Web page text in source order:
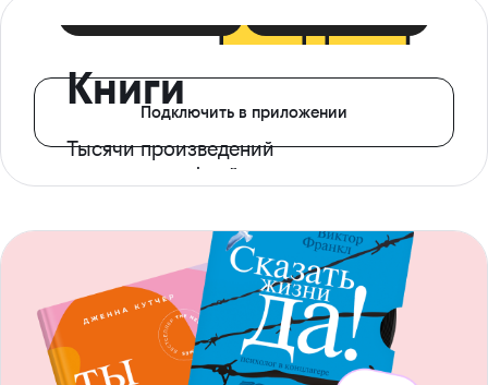
Книги
Тысячи произведений
с доступом офлайн
Подключить в приложении